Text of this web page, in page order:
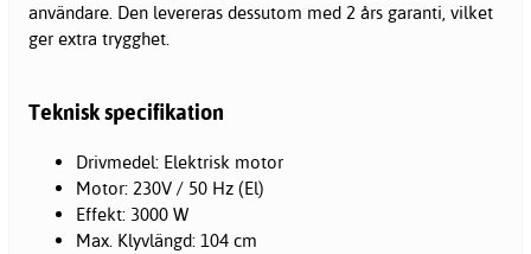
användare. Den levereras dessutom med 2 års garanti, vilket
ger extra trygghet.
Teknisk specifikation
Drivmedel: Elektrisk motor
Motor: 230V / 50 Hz (El)
Effekt: 3000 W
Max. Klyvlängd: 104 cm